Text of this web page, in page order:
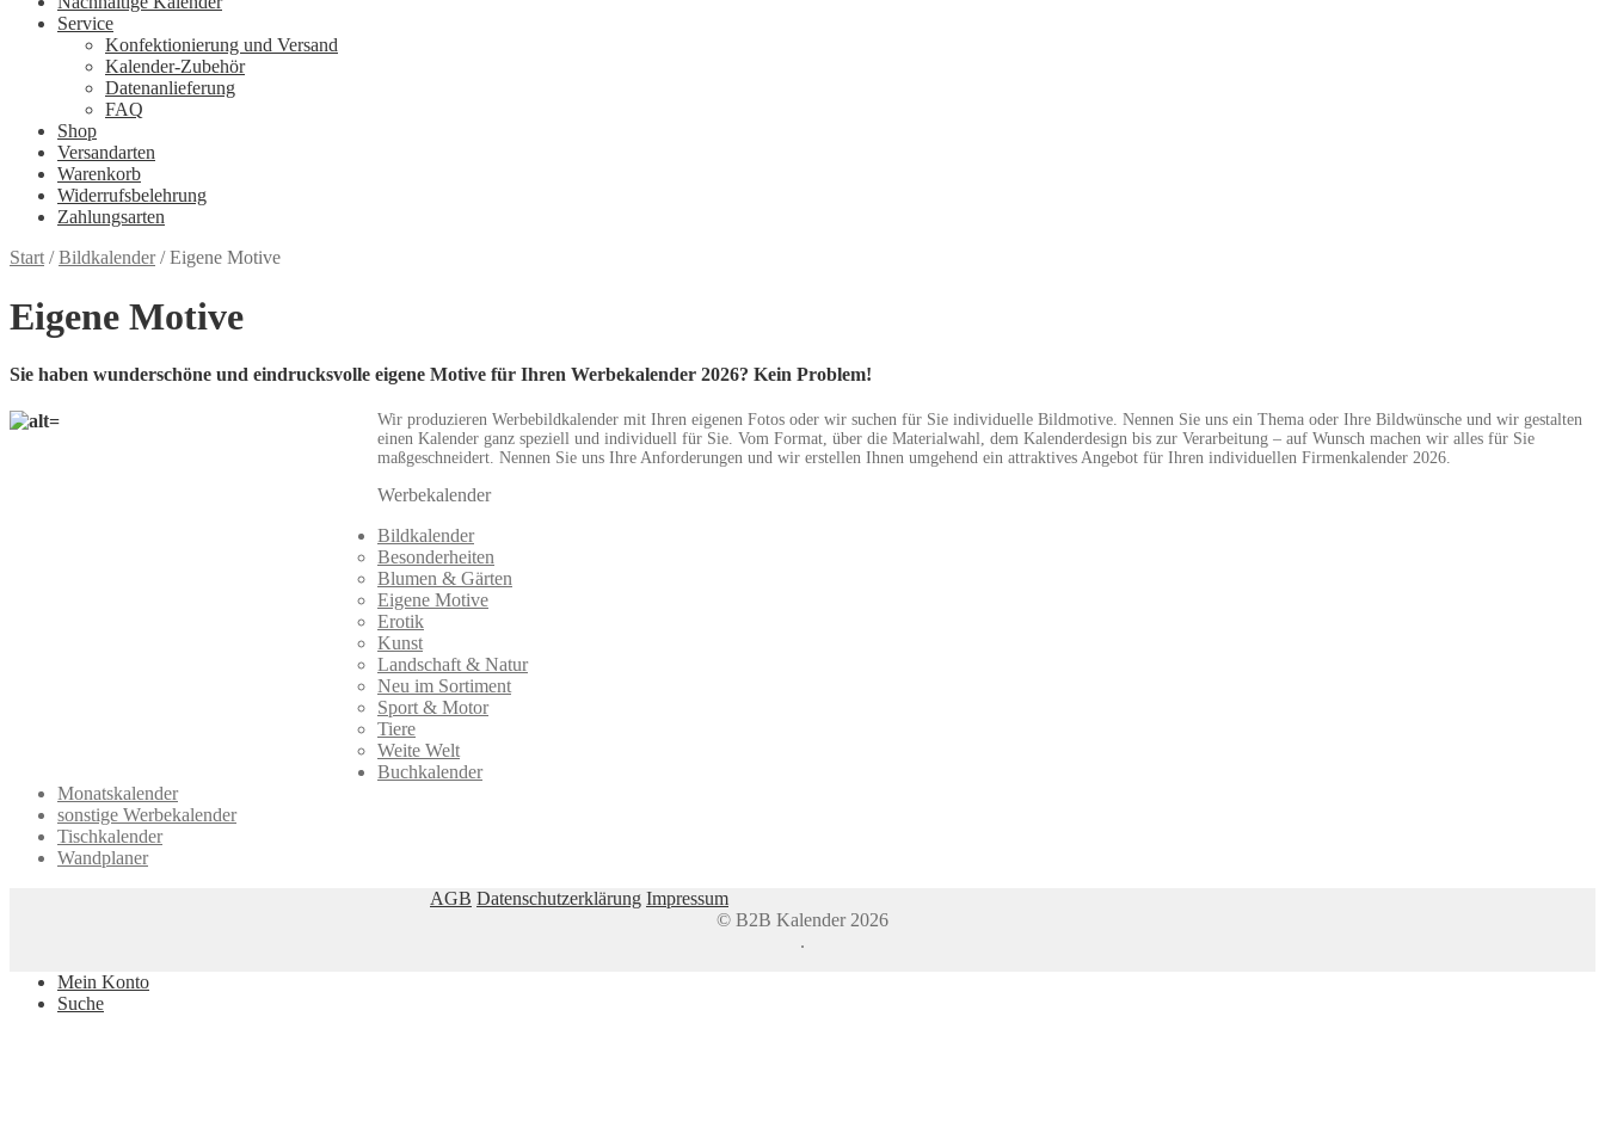
Service
Konfektionierung und Versand
Kalender-Zubehör
Datenanlieferung
FAQ
Shop
Versandarten
Warenkorb
Widerrufsbelehrung
Zahlungsarten
Start /Bildkalender/Eigene Motive
Eigene Motive
Sie haben wunderschöne und eindrucksvolle eigene Motive für Ihren Werbekalender 2026? Kein Problem!
Wir produzieren Werbebildkalender mit Ihren eigenen Fotos oder wir suchen für Sie individuelle Bildmotive. Nennen Sie uns ein Thema oder Ihre Bildwünsche und wir gestalten
einen Kalender ganz speziell und individuell für Sie. Vom Format, über die Materialwahl, dem Kalenderdesign bis zur Verarbeitung – auf Wunsch machen wir alles für Sie
maßgeschneidert. Nennen Sie uns Ihre Anforderungen und wir erstellen Ihnen umgehend ein attraktives Angebot für Ihren individuellen Firmenkalender 2026.
Werbekalender
Bildkalender
Besonderheiten
Blumen & Gärten
Eigene Motive
Erotik
Kunst
Landschaft & Natur
Neu im Sortiment
Sport & Motor
Tiere
Weite Welt
Buchkalender
Monatskalender
sonstige Werbekalender
Tischkalender
Wandplaner
AGB Datenschutzerklärung Impressum
© B2B Kalender 2026
.
Mein Konto
Suche